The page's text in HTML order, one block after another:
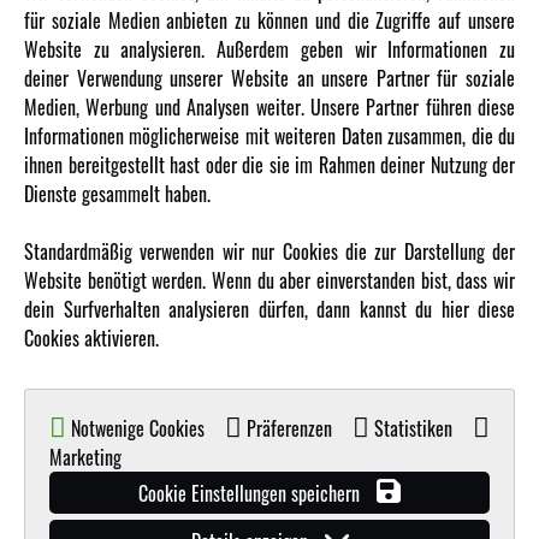
Über uns
Karriere
Amewi Kataloge
MEHR VON AMEWI
Amewi Construction - Nutzfahrzeuge
Malinos - Die kreative Seite von Amewi
Werden Sie Amewi Händler
für soziale Medien anbieten zu können und die Zugriffe auf unsere
Website zu analysieren. Außerdem geben wir Informationen zu
deiner Verwendung unserer Website an unsere Partner für soziale
Medien, Werbung und Analysen weiter. Unsere Partner führen diese
Informationen möglicherweise mit weiteren Daten zusammen, die du
ihnen bereitgestellt hast oder die sie im Rahmen deiner Nutzung der
Dienste gesammelt haben.
Standardmäßig verwenden wir nur Cookies die zur Darstellung der
Website benötigt werden. Wenn du aber einverstanden bist, dass wir
dein Surfverhalten analysieren dürfen, dann kannst du hier diese
Cookies aktivieren.
Notwenige Cookies Präferenzen
Statistiken
Marketing
Cookie Einstellungen speichern